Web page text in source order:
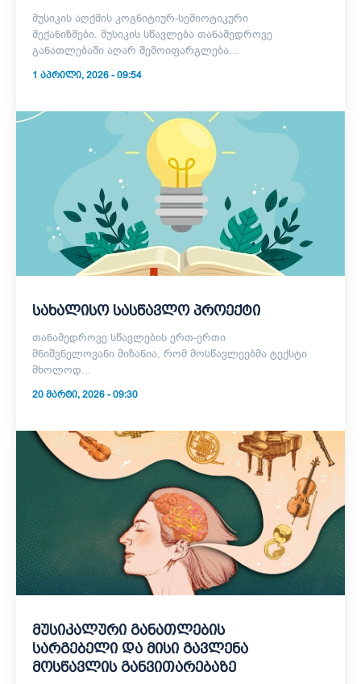
მუსიკის აღქმის კოგნიტიურ-სემიოტიკური
მექანიზმები. მუსიკის სწავლება თანამედროვე
განათლებაში აღარ შემოიფარგლება...
1 ᲐᲞᲠᲘᲚᲘ, 2026 - 09:54
სახალისო სასწავლო პროექტი
თანამედროვე სწავლების ერთ-ერთი
მნიშვნელოვანი მიზანია, რომ მოსწავლეებმა ტექსტი
მხოლოდ...
20 ᲛᲐᲠᲢᲘ, 2026 - 09:30
მუსიკალური განათლების
სარგებელი და მისი გავლენა
მოსწავლის განვითარებაზე